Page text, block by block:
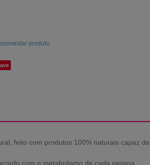
produto
feito com produtos 100% naturais capaz
com o metabolismo de cada pessoa.